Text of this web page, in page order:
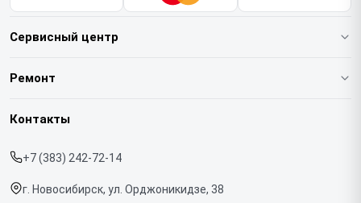
Сервисный центр
О нашем сервисе
Срочный ремонт
Доставка и способы оплаты
Ремонт
Варочных панелей
Контакты
+7 (383) 242-72-14
г. Новосибирск, ул. Орджоникидзе, 38